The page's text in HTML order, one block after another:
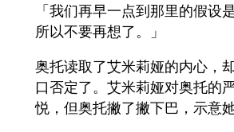
「我们再早一点到那里的假设
所以不要再想了。」
奥托读取了艾米莉娅的内心，
口否定了。艾米莉娅对奥托的
悦，但奥托撇了撇下巴，示意